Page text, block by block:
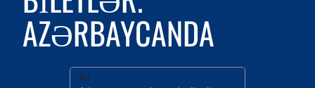
AZƏRBAYCANDA
Ad